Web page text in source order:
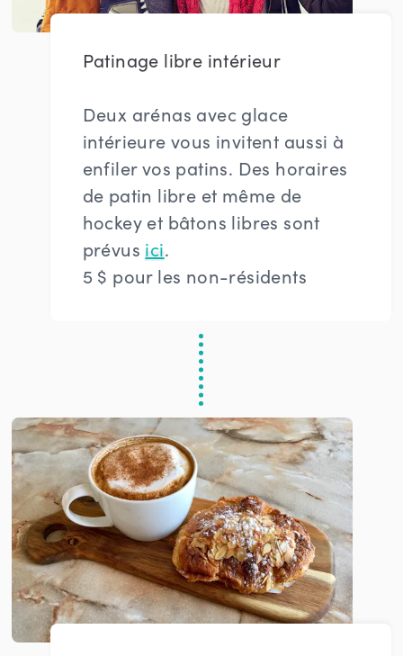
Patinage libre intérieur
Deux arénas avec glace
intérieure vous invitent aussi à
enfiler vos patins. Des horaires
de patin libre et même de
hockey et bâtons libres sont
prévus ici.
5 $ pour les non-résidents